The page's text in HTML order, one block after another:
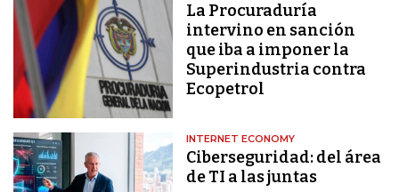
La Procuraduría
intervino en sanción
que iba a imponer la
Superindustria contra
Ecopetrol
INTERNET ECONOMY
Ciberseguridad: del área
de TI a las juntas